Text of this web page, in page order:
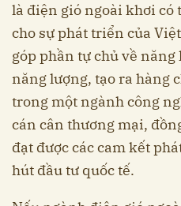
là điện gió ngoài khơi có
cho sự phát triển của
góp phần tự chủ về
năng lượng, tạo ra hàng
trong một ngành công
cán cân thương mại,
đạt được các cam kết
hút đầu tư quốc tế.